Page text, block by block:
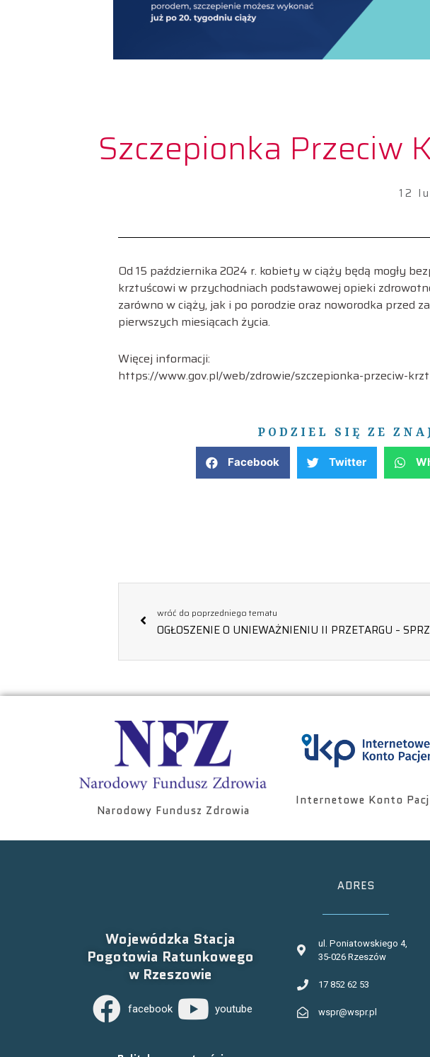
Szczepionka Przeciw
12
Od 15 października 2024 r. kobiety w ciąży będą mogły
krztuścowi w przychodniach podstawowej opieki
zarówno w ciąży, jak i po porodzie oraz noworodka przed
pierwszych miesiącach życia.
Więcej informacji:
https://www.gov.pl/web/zdrowie/szczepionka-przeciw-
PODZIEL SIĘ ZE
Facebook Twitter
wróć do poprzedniego tematu
Narodowy Fundusz Zdrowia
Internetowe Konto
Wojewódzka Stacja
Pogotowia Ratunkowego
w Rzeszowie
facebook youtube
ADRES
ul. Poniatowskiego 4,
35-026 Rzeszów
17 852 62 53
wspr@wspr.pl